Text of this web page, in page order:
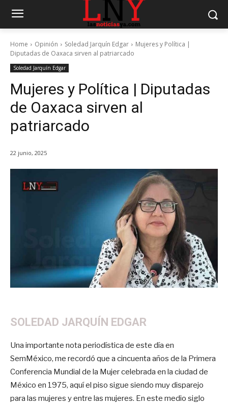
Home Opinión Soledad Jarquín Edgar
Mujeres y Política |
Diputadas de Oaxaca sirven al patriarcado
Soledad Jarquín Edgar
Mujeres y Política | Diputadas
de Oaxaca sirven al
patriarcado
22 junio, 2025
SOLEDAD JARQUÍN EDGAR
Una importante nota periodística de este día en
SemMéxico, me recordó que a cincuenta años de la Primera
Conferencia Mundial de la Mujer celebrada en la ciudad de
México en 1975, aquí el piso sigue siendo muy disparejo
para las mujeres y entre las mujeres. En este medio siglo